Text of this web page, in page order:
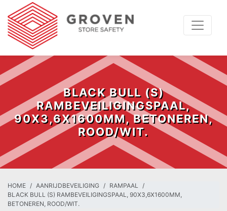
BLACK BULL (S)
RAMBEVEILIGINGSPAAL,
90X3,6X1600MM, BETONEREN,
ROOD/WIT.
HOME AANRIJDBEVEILIGING
RAMPAAL
BLACK BULL (S) RAMBEVEILIGINGSPAAL, 90X3,6X1600MM,
BETONEREN, ROOD/WIT.